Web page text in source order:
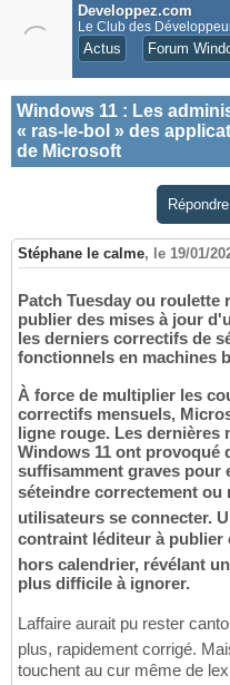
Developpez.com
Le Club des
Actus Forum
Windows 11 : Les
« ras-le-bol » des
de Microsoft
Stéphane le calme, le 19/01/
Patch Tuesday ou
publier des mises à jour
les derniers correctifs de
fonctionnels en machines
À force de multiplier les
correctifs mensuels,
ligne rouge. Les dernières
Windows 11 ont provoqué
suffisamment graves pour
séteindre correctement
utilisateurs se connecter.
contraint léditeur à
hors calendrier, révélant
plus difficile à ignorer.
Laffaire aurait pu rester
plus, rapidement corrigé.
touchent au cur même de